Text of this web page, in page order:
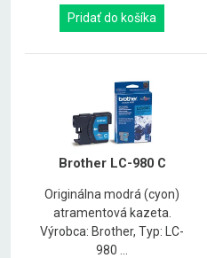
Pridať do košíka
Brother LC-980 C
Originálna modrá (cyon)
atramentová kazeta.
Výrobca: Brother, Typ: LC-
980 ...